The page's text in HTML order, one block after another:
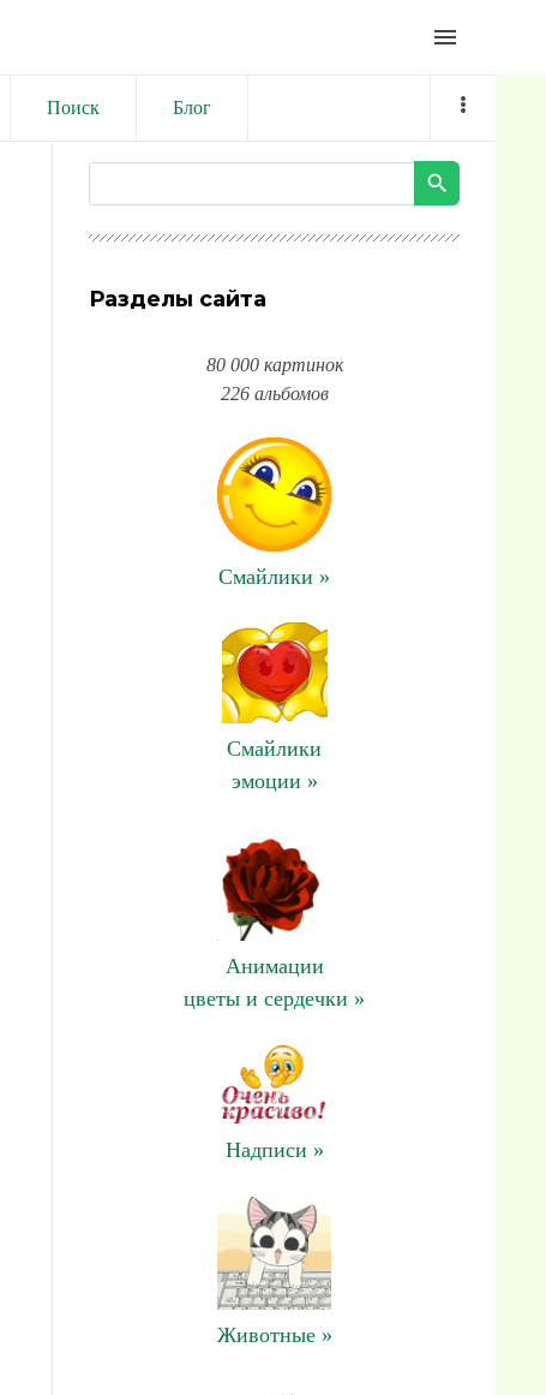
menu
Поиск Блог
Разделы сайта
80 000 картинок
226 альбомов
Смайлики »
Смайлики
эмоции »
Анимации
цветы и сердечки »
Надписи »
Животные »